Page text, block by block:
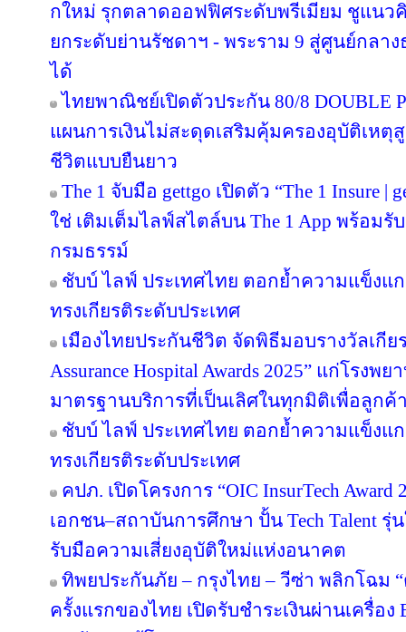
กใหม่ รุกตลาดออฟฟิศระดับพรีเมียม ชูแนวคิด
ยกระดับย่านรัชดาฯ - พระราม 9 สู่ศูนย์กลา
ได้
ไทยพาณิชย์เปิดตัวประกัน 80/8 DOUBLE
แผนการเงินไม่สะดุดเสริมคุ้มครองอุบัติเหตุ
ชีวิตแบบยืนยาว
The 1 จับมือ gettgo เปิดตัว “The 1 Insure
ใช่ เติมเต็มไลฟ์สไตล์บน The 1 App พร้อมรั
กรมธรรม์
ชับบ์ ไลฟ์ ประเทศไทย ตอกย้ำความแข็งแ
ทรงเกียรติระดับประเทศ
เมืองไทยประกันชีวิต จัดพิธีมอบรางวัลเกีย
Assurance Hospital Awards 2025” แก่โรง
มาตรฐานบริการที่เป็นเลิศในทุกมิติเพื่อลูก
ชับบ์ ไลฟ์ ประเทศไทย ตอกย้ำความแข็งแ
ทรงเกียรติระดับประเทศ
คปภ. เปิดโครงการ “OIC InsurTech
เอกชน–สถาบันการศึกษา ปั้น Tech Talent
รับมือความเสี่ยงอุบัติใหม่แห่งอนาคต
ทิพยประกันภัย – กรุงไทย – วีซ่า พลิกโฉม “
ครั้งแรกของไทย เปิดรับชำระเงินผ่านเครื่อ